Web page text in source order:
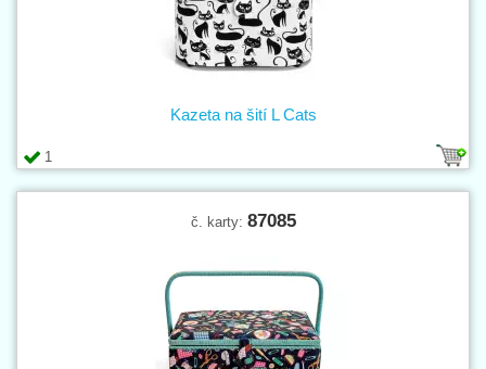
1
Kazeta na šití L Cats
č. karty: 87085